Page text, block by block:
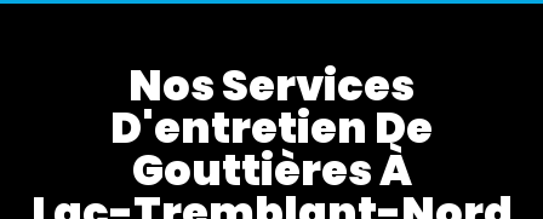
Nos Services
D'entretien De
Gouttières À